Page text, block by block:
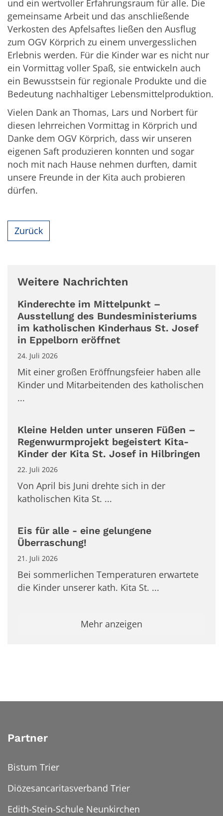
und ein wertvoller Erfahrungsraum für alle. Die
gemeinsame Arbeit und das anschließende
Verkosten des Apfelsaftes ließen den Ausflug
zum OGV Körprich zu einem unvergesslichen
Erlebnis werden. Für die Kinder war es nicht nur
ein Vormittag voller Spaß, sie entwickeln auch
ein Bewusstsein für regionale Produkte und die
Bedeutung nachhaltiger Lebensmittelproduktion.
Vielen Dank an Thomas, Lars und Norbert für
diesen lehrreichen Vormittag in Körprich und
Danke dem OGV Körprich, dass wir unseren
eigenen Saft produzieren konnten und sogar
noch mit nach Hause nehmen durften, damit
unsere Freunde in der Kita auch probieren
dürfen.
Zurück
Weitere Nachrichten
Kinderechte im Mittelpunkt –
Ausstellung des Bundesministeriums
im katholischen Kinderhaus St. Josef
in Eppelborn eröffnet
24. Juli 2026
Mit einer großen Eröffnungsfeier haben alle
Kinder und Mitarbeitenden des katholischen
...
Kleine Helden unter unseren Füßen –
Regenwurmprojekt begeistert Kita-
Kinder der Kita St. Josef in Hilbringen
22. Juli 2026
Von April bis Juni drehte sich in der
katholischen Kita St. ...
Eis für alle - eine gelungene
Überraschung!
21. Juli 2026
Bei sommerlichen Temperaturen erwartete
die Kinder unserer kath. Kita St. ...
Mehr anzeigen
Partner
Bistum Trier
Diözesancaritasverband Trier
Edith-Stein-Schule Neunkirchen